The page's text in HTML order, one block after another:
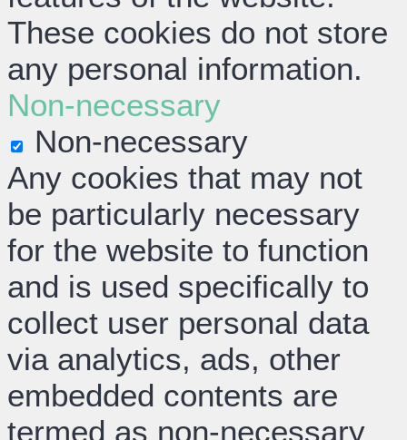
These cookies do not store
any personal information.
Non-necessary
Non-necessary
Any cookies that may not
be particularly necessary
for the website to function
and is used specifically to
collect user personal data
via analytics, ads, other
embedded contents are
termed as non-necessary